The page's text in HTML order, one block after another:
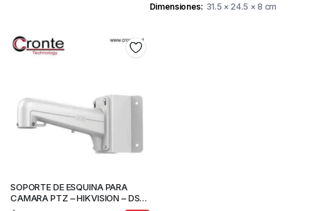
Dimensiones
31.5 × 24.5 × 8 cm
SOPORTE DE ESQUINA PARA
CAMARA PTZ – HIKVISION – DS-
1602ZJ-CORNER